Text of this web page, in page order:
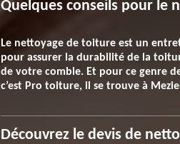
Quelques conseils pour le
Le nettoyage de toiture est un
pour assurer la durabilité de la
de votre comble. Et pour ce genre
c’est Pro toiture, il se trouve à
Découvrez le devis de